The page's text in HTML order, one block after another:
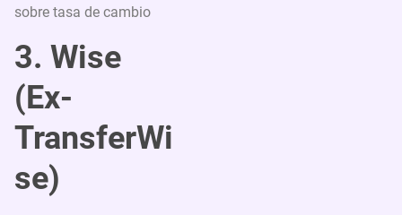
sobre tasa de cambio
3. Wise
(Ex-
TransferWi
se)